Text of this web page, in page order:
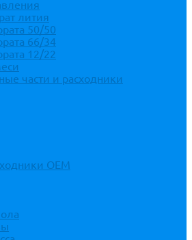
лития
50/50
66/34
12/22
части и расходники
ОЕМ